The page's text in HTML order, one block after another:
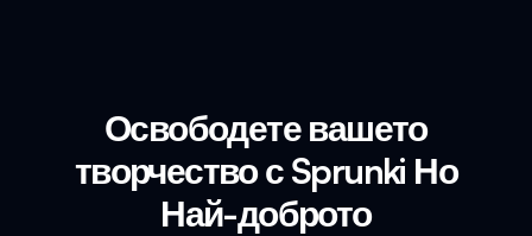
Освободете вашето
творчество с Sprunki Но
Най-доброто